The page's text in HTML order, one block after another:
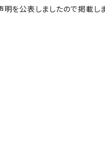
を公表しましたので掲載しま